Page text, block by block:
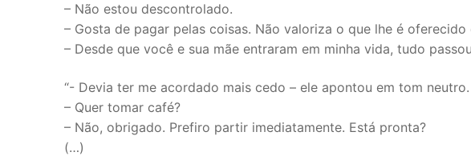
– Não estou descontrolado.
– Gosta de pagar pelas coisas. Não valoriza o que lhe é oferecido
– Desde que você e sua mãe entraram em minha vida, tudo
“- Devia ter me acordado mais cedo – ele apontou em tom neutro.
– Quer tomar café?
– Não, obrigado. Prefiro partir imediatamente. Está pronta?
(…)